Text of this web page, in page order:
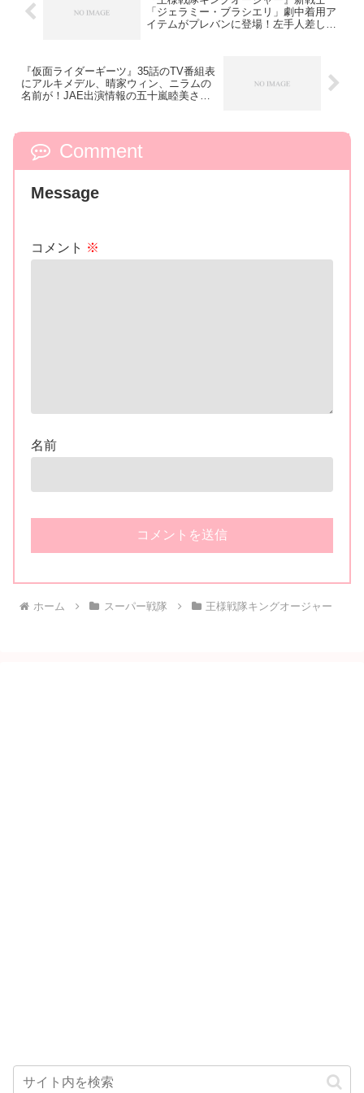
「ジェラミー・ブラシエリ」劇中着用ア
イテムがプレバンに登場！左手人差し指:
『仮面ライダーギーツ』35話のTV番組表
にアルキメデル、晴家ウィン、ニラムの
名前が！JAE出演情報の五十嵐睦美さん
Comment
Message
コメント ※
名前
ホーム スーパー戦隊 王様戦隊キングオージャー